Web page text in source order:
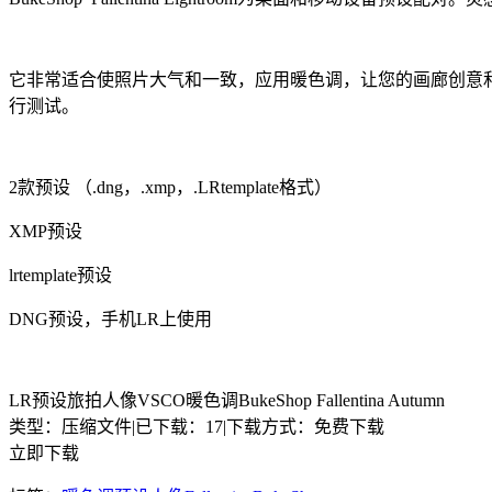
它非常适合使照片大气和一致，应用暖色调，让您的画廊创
行测试。
2款预设 （.dng，.xmp，.LRtemplate格式）
XMP预设
lrtemplate预设
DNG预设，手机LR上使用
LR预设旅拍人像VSCO暖色调BukeShop Fallentina Autumn
类型：压缩文件|已下载：17|下载方式：免费下载
立即下载